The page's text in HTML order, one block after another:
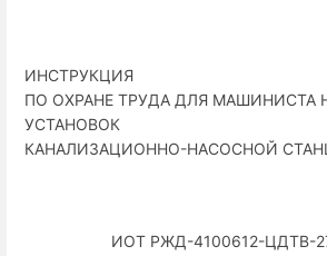
ИНСТРУКЦИЯ
ПО ОХРАНЕ ТРУДА ДЛЯ МАШИНИСТА
УСТАНОВОК
КАНАЛИЗАЦИОННО-НАСОСНОЙ
ИОТ РЖД-4100612-ЦДТВ-